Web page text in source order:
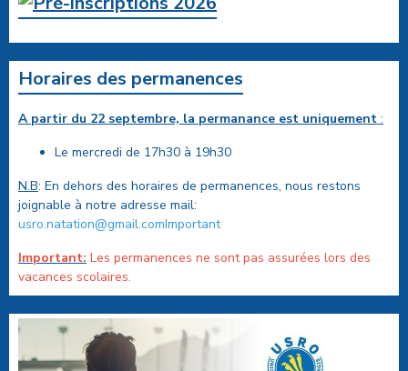
Horaires des permanences
A partir du 22 septembre, la permanance est uniquement :
Le mercredi de 17h30 à 19h30
N.B: En dehors des horaires de permanences, nous restons
joignable à notre adresse mail:
usro.natation@gmail.comImportant
Important: Les permanences ne sont pas assurées lors des
vacances scolaires.